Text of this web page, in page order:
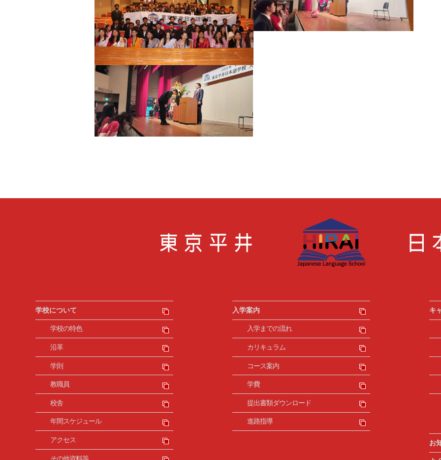
学校について
学校の特色
沿革
学則
教職員
校舎
年間スケジュール
アクセス
入学案内
入学までの流れ
カリキュラム
コース案内
学費
提出書類ダウンロード
進路指導
キ
お